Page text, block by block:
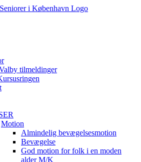
tilmeldinger
Motion
Almindelig bevægelsesmotion
Bevægelse
God motion for folk i en moden
alder M/K